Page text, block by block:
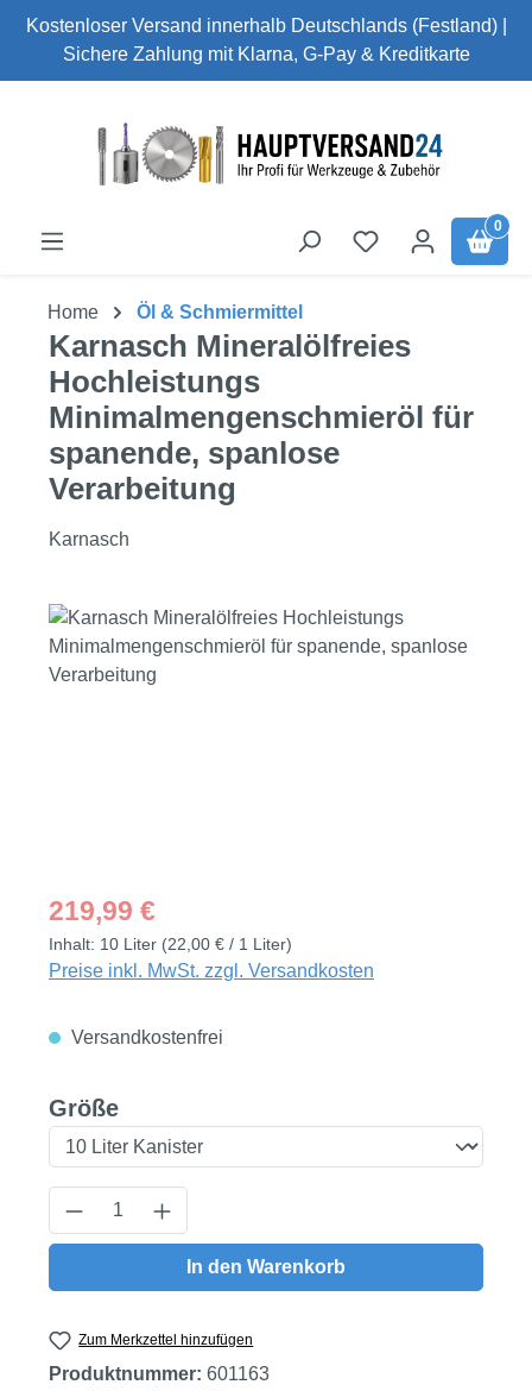
Zum Hauptinhalt springen
Kostenloser Versand innerhalb Deutschlands (Festland) |
Sichere Zahlung mit Klarna, G-Pay & Kreditkarte
0
Home Öl & Schmiermittel
Karnasch Mineralölfreies
Hochleistungs
Minimalmengenschmieröl für
spanende, spanlose
Verarbeitung
Karnasch
Bildergalerie überspringen
Regulärer Preis:
219,99 €
Inhalt: 10 Liter (22,00 € / 1 Liter)
Preise inkl. MwSt. zzgl. Versandkosten
Versandkostenfrei
Größeauswählen
Produkt Anzahl: Gib den gewünschten
In den Warenkorb
Zum Merkzettel hinzufügen
Produktnummer: 601163